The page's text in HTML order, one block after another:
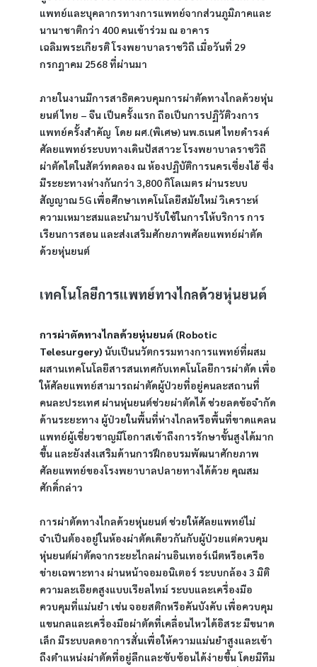
แพทย์และบุคลากรทางการแพทย์จากส่วนภูมิภาคและ
นานาชาติกว่า 400 คนเข้าร่วม ณ อาคาร
เฉลิมพระเกียรติ โรงพยาบาลราชวิถี เมื่อวันที่ 29
กรกฎาคม 2568 ที่ผ่านมา
ภายในงานมีการสาธิตควบคุมการผ่าตัดทางไกลด้วยหุ่น
ยนต์ ไทย – จีน เป็นครั้งแรก ถือเป็นการปฏิวัติวงการ
แพทย์ครั้งสำคัญ  โดย ผศ.(พิเศษ) นพ.ธเนศ ไทยดำรงค์
ศัลยแพทย์ระบบทางเดินปัสสาวะ โรงพยาบาลราชวิถี
ผ่าตัดไตในสัตว์ทดลอง ณ ห้องปฏิบัติการนครเซี่ยงไฮ้ ซึ่ง
มีระยะทางห่างกันกว่า 3,800 กิโลเมตร ผ่านระบบ
สัญญาณ 5G เพื่อศึกษาเทคโนโลยีสมัยใหม่ วิเคราะห์
ความเหมาะสมและนำมาปรับใช้ในการให้บริการ การ
เรียนการสอน และส่งเสริมศักยภาพศัลยแพทย์ผ่าตัด
ด้วยหุ่นยนต์
เทคโนโลยีการแพทย์ทางไกลด้วยหุ่นยนต์
การผ่าตัดทางไกลด้วยหุ่นยนต์ (Robotic
Telesurgery) นับเป็นนวัตกรรมทางการแพทย์ที่ผสม
ผสานเทคโนโลยีสารสนเทศกับเทคโนโลยีการผ่าตัด เพื่อ
ให้ศัลยแพทย์สามารถผ่าตัดผู้ป่วยที่อยู่คนละสถานที่
คนละประเทศ ผ่านหุ่นยนต์ช่วยผ่าตัดได้ ช่วยลดข้อจำกัด
ด้านระยะทาง ผู้ป่วยในพื้นที่ห่างไกลหรือพื้นที่ขาดแคลน
แพทย์ผู้เชี่ยวชาญมีโอกาสเข้าถึงการรักษาขั้นสูงได้มาก
ขึ้น และยังส่งเสริมด้านการฝึกอบรมพัฒนาศักยภาพ
ศัลยแพทย์ของโรงพยาบาลปลายทางได้ด้วย คุณสม
ศักดิ์กล่าว
การผ่าตัดทางไกลด้วยหุ่นยนต์ ช่วยให้ศัลยแพทย์ไม่
จำเป็นต้องอยู่ในห้องผ่าตัดเดียวกันกับผู้ป่วยแต่ควบคุม
หุ่นยนต์ผ่าตัดจากระยะไกลผ่านอินเทอร์เน็ตหรือเครือ
ข่ายเฉพาะทาง ผ่านหน้าจอมอนิเตอร์ ระบบกล้อง 3 มิติ
ความละเอียดสูงแบบเรียลไทม์ ระบบและเครื่องมือ
ควบคุมที่แม่นยำ เช่น จอยสติกหรือคันบังคับ เพื่อควบคุม
แขนกลและเครื่องมือผ่าตัดที่เคลื่อนไหวได้อิสระ มีขนาด
เล็ก มีระบบลดอาการสั่นเพื่อให้ความแม่นยำสูงและเข้า
ถึงตำแหน่งผ่าตัดที่อยู่ลึกและซับซ้อนได้ง่ายขึ้น โดยมีทีม